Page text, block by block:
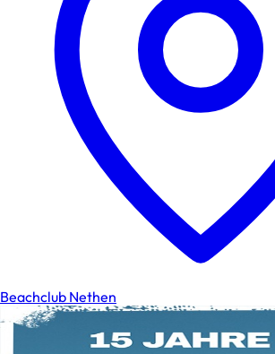
Beachclub Nethen